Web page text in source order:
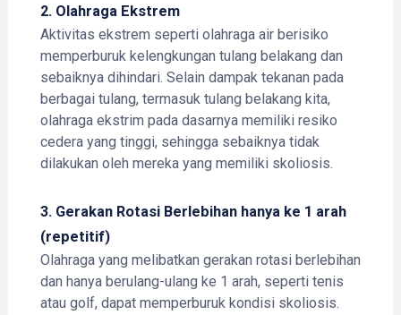
2. Olahraga Ekstrem
Aktivitas ekstrem seperti olahraga air berisiko
memperburuk kelengkungan tulang belakang dan
sebaiknya dihindari. Selain dampak tekanan pada
berbagai tulang, termasuk tulang belakang kita,
olahraga ekstrim pada dasarnya memiliki resiko
cedera yang tinggi, sehingga sebaiknya tidak
dilakukan oleh mereka yang memiliki skoliosis.
3. Gerakan Rotasi Berlebihan hanya ke 1 arah
(repetitif)
Olahraga yang melibatkan gerakan rotasi berlebihan
dan hanya berulang-ulang ke 1 arah, seperti tenis
atau golf, dapat memperburuk kondisi skoliosis.